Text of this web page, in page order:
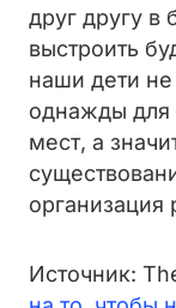
друг другу
выстроить
наши дети не
однажды для
мест, а
Источник: